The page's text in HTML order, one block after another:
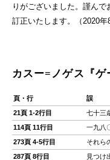
りがございました。謹んで
訂正いたします。（2020年
カスー=ノゲス『
頁・行 誤
21頁 1-2行目
七十三
114頁 11行目
一九八
273頁 4-5行目
それら
287頁 8行目
見つけ